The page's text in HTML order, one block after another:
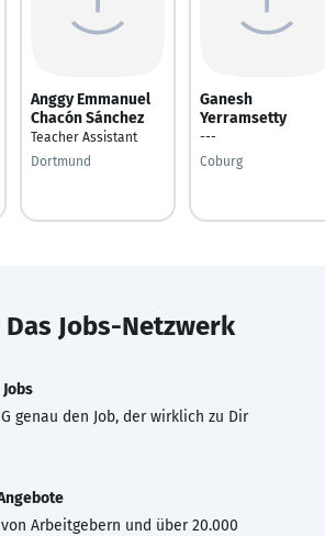
Anggy Emmanuel
Chacón Sánchez
Teacher Assistant
Dortmund
Ganesh
Yerramsetty
---
Coburg
Das Jobs-Netzwerk
genau den Job, der wirklich zu Dir
Arbeitgebern und über 20.000